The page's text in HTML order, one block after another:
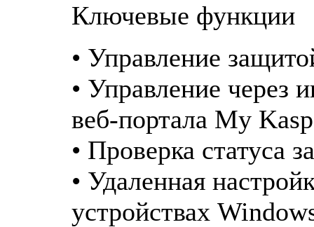
Ключевые функции
• Управление
• Управление через
веб-портала My
• Проверка статуса
• Удаленная
устройствах